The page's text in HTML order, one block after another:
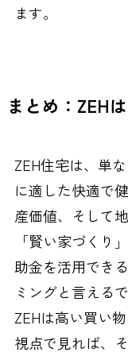
ます。
まとめ：ZEH
ZEH住宅は、単
に適した快適で
産価値、そして
「賢い家づくり
助金を活用でき
ミングと言える
ZEHは高い買い
視点で見れば、